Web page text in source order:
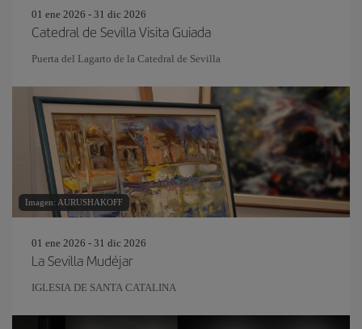
01 ene 2026 - 31 dic 2026
Catedral de Sevilla Visita Guiada
Puerta del Lagarto de la Catedral de Sevilla
Imagen: AURUSHAKOFF
01 ene 2026 - 31 dic 2026
La Sevilla Mudéjar
IGLESIA DE SANTA CATALINA